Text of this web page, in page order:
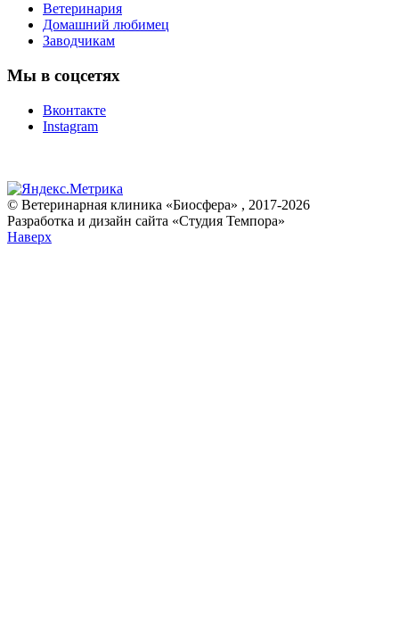
Ветеринария
Домашний любимец
Заводчикам
Мы в соцсетях
Вконтакте
Instagram
© Ветеринарная клиника «Биосфера» , 2017-2026
Разработка и дизайн сайта «Студия Темпора»
Наверх